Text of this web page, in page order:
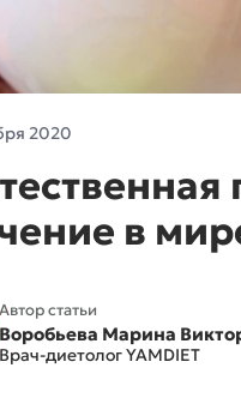
ЭКСКЛЮЗИВНЫЕ
Средиземноморская
Кето-диета
Детокс
2020
в
Автор статьи
Воробьева Марина
Врач-диетолог YAMDIET